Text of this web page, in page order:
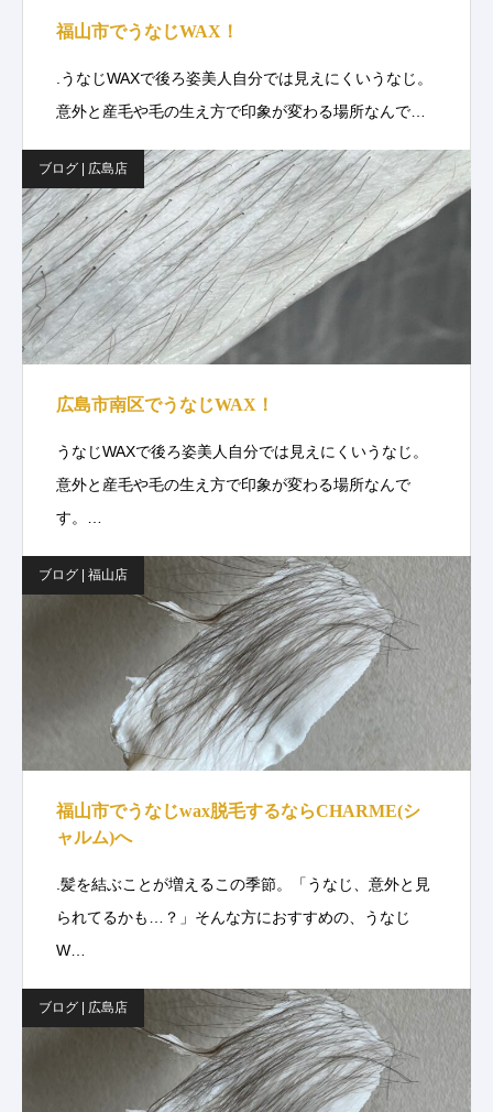
福山市でうなじWAX！
.うなじWAXで後ろ姿美人自分では見えにくいうなじ。
意外と産毛や毛の生え方で印象が変わる場所なんで…
ブログ | 広島店
広島市南区でうなじWAX！
うなじWAXで後ろ姿美人自分では見えにくいうなじ。
意外と産毛や毛の生え方で印象が変わる場所なんで
す。…
ブログ | 福山店
福山市でうなじwax脱毛するならCHARME(シ
ャルム)へ
.髪を結ぶことが増えるこの季節。「うなじ、意外と見
られてるかも…？」そんな方におすすめの、うなじ
W…
ブログ | 広島店